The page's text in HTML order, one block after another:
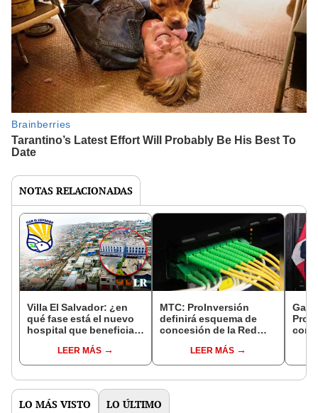
NOTAS RELACIONADAS
Villa El Salvador: ¿en
qué fase está el nuevo
hospital que beneficiará
personas?LEER MÁS
MTC: ProInversión
definirá esquema de
concesión de la Red
ÓpticaLEER MÁS
Gas
LO MÁS VISTO LO ÚLTIMO